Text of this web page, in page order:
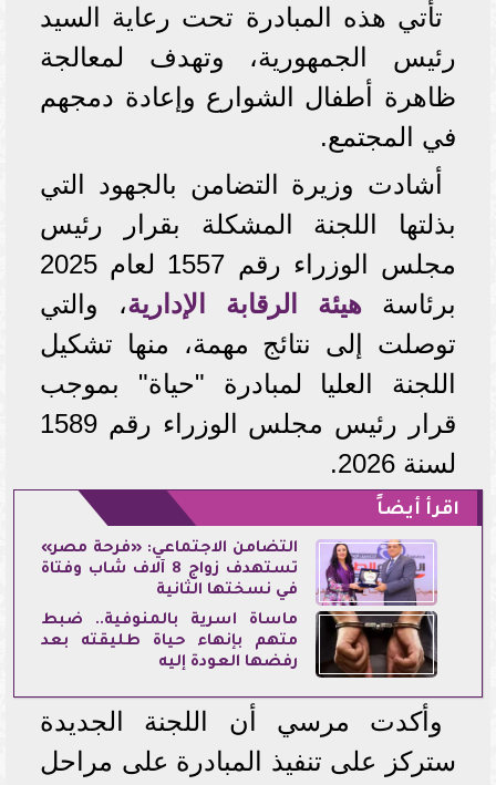
تأتي هذه المبادرة تحت رعاية السيد
رئيس الجمهورية، وتهدف لمعالجة
ظاهرة أطفال الشوارع وإعادة دمجهم
في المجتمع.
أشادت وزيرة التضامن بالجهود التي
بذلتها اللجنة المشكلة بقرار رئيس
مجلس الوزراء رقم 1557 لعام 2025
برئاسةهيئة الرقابة الإدارية، والتي
توصلت إلى نتائج مهمة، منها تشكيل
اللجنة العليا لمبادرة "حياة" بموجب
قرار رئيس مجلس الوزراء رقم 1589
لسنة 2026.
اقرأ أيضاً
التضامن الاجتماعي: «فرحة مصر»
تستهدف زواج 8 آلاف شاب وفتاة
في نسختها الثانية
مأساة أسرية بالمنوفية.. ضبط
متهم بإنهاء حياة طليقته بعد
رفضها العودة إليه
وأكدت مرسي أن اللجنة الجديدة
ستركز على تنفيذ المبادرة على مراحل